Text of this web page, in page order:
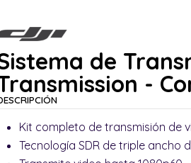
de
-
Kit completo de transmisión de
Tecnología SDR de triple ancho